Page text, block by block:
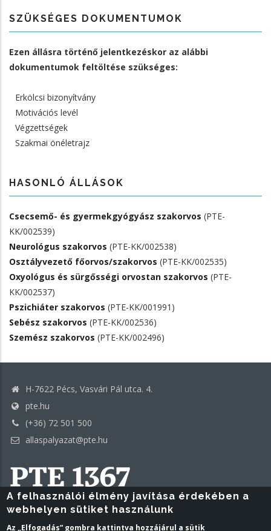
SZÜKSÉGES DOKUMENTUMOK
Ezen állásra történő jelentkezéskor az alábbi
dokumentumok feltöltése szükséges:
Erkölcsi bizonyítvány
Motivációs levél
Végzettségek
Szakmai önéletrajz
HASONLÓ ÁLLÁSOK
Csecsemő- és gyermekgyógyász szakorvos (PTE-
KK/002539)
Neurológus szakorvos (PTE-KK/002538)
Osztályvezető főorvos/szakorvos (PTE-KK/002535)
Oxyológus és sürgősségi orvostan szakorvos (PTE-
KK/002537)
Pszichiáter szakorvos (PTE-KK/001991)
Sebész szakorvos (PTE-KK/002536)
Szemész szakorvos (PTE-KK/002496)
H-7622 Pécs, Vasvári Pál utca. 4.
pte.hu
(+36) 72 501 500
allaspalyazat@pte.hu
PTE Login
A felhasználói élmény javítása érdekében a
webhelyen sütiket használunk
Az „Elfogadás” gombra kattintva hozzájárul a sütik